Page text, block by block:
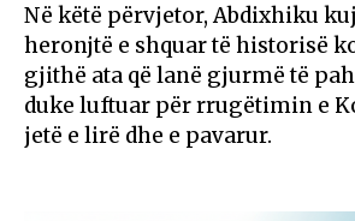
Në këtë përvjetor, Abdixhiku
heronjtë e shquar të historisë
gjithë ata që lanë gjurmë të
duke luftuar për rrugëtimin e
jetë e lirë dhe e pavarur.